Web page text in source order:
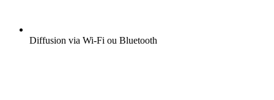
Diffusion via Wi-Fi ou Bluetooth